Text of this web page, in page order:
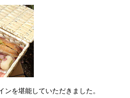
ンを堪能していただきました。